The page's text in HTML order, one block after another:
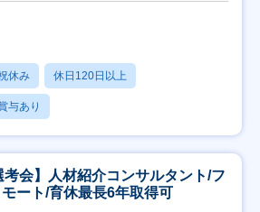
休み 休日120日以上
与あり
考会】人材紹介コンサルタント/フ
ート/育休最長6年取得可